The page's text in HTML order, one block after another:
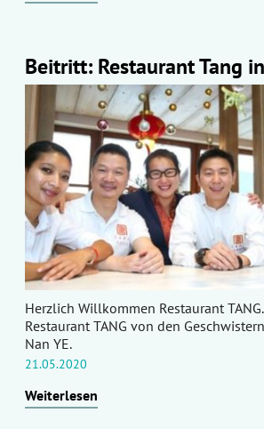
Beitritt: Restaurant Tang
Herzlich Willkommen Restaurant
Restaurant TANG von den
Nan YE.
21.05.2020
Weiterlesen